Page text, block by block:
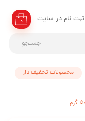
جستجو
۰ ثبت نام در سایت
محصولات تحفیف دار